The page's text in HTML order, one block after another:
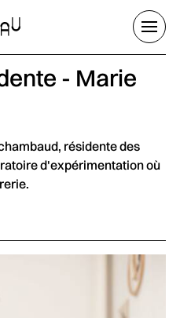
- Marie
résidente des
d'expérimentation où